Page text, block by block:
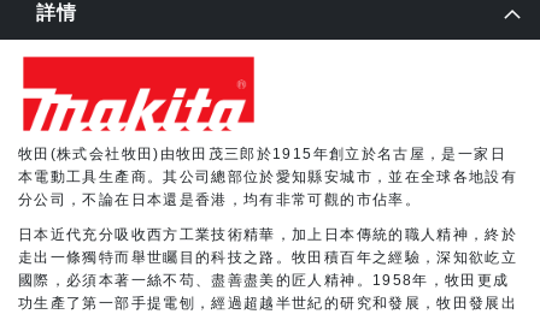
詳情
牧田(株式会社牧田)由牧田茂三郎於1915年創立於名古屋，是一家日
本電動工具生產商。其公司總部位於愛知縣安城市，並在全球各地設有
分公司，不論在日本還是香港，均有非常可觀的市佔率。
日本近代充分吸收西方工業技術精華，加上日本傳統的職人精神，終於
走出一條獨特而舉世矚目的科技之路。牧田積百年之經驗，深知欲屹立
國際，必須本著一絲不苟、盡善盡美的匠人精神。1958年，牧田更成
功生產了第一部手提電刨，經過超越半世紀的研究和發展，牧田發展出